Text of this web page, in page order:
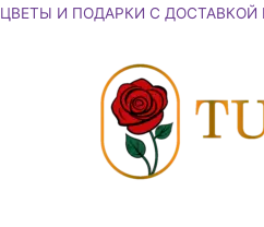
Перейти
ЦВЕТЫ И ПОДАРКИ С ДОСТАВКОЙ